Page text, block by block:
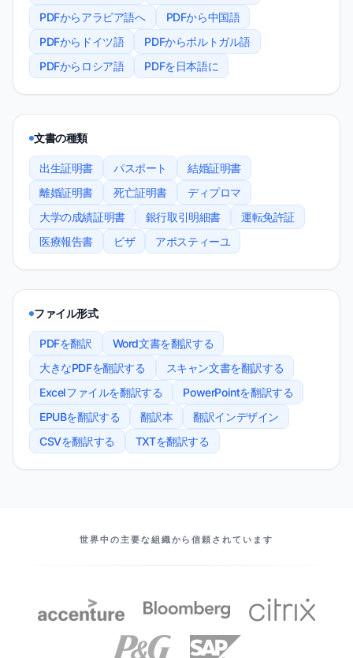
PDFからアラビア語へ
PDFから中国語
PDFからドイツ語
PDFからポルトガル語
PDFからロシア語
PDFを日本語に
文書の種類
出生証明書 パスポート
結婚証明書
離婚証明書
死亡証明書
ディプロマ
大学の成績証明書
銀行取引明細書
運転免許証
医療報告書
ビザ アポスティーユ
ファイル形式
PDFを翻訳
Word文書を翻訳する
大きなPDFを翻訳する
スキャン文書を翻訳する
Excelファイルを翻訳する
PowerPointを翻訳する
EPUBを翻訳する
翻訳本
翻訳インデザイン
CSVを翻訳する
TXTを翻訳する
当社のパートナー世界中の主要な組織から信頼されています